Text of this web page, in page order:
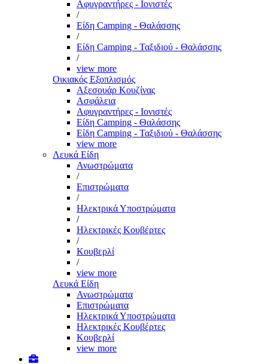
Αφυγραντήρες - Ιονιστές
/
Είδη Camping - Θαλάσσης
/
Είδη Camping - Ταξιδιού - Θαλάσσης
/
view more
Οικιακός Εξοπλισμός
Αξεσουάρ Κουζίνας
Ασφάλεια
Αφυγραντήρες - Ιονιστές
Είδη Camping - Θαλάσσης
Είδη Camping - Ταξιδιού - Θαλάσσης
view more
Λευκά Είδη
Ανωστρώματα
/
Επιστρώματα
/
Ηλεκτρικά Υποστρώματα
/
Ηλεκτρικές Κουβέρτες
/
Κουβερλί
/
view more
Λευκά Είδη
Ανωστρώματα
Επιστρώματα
Ηλεκτρικά Υποστρώματα
Ηλεκτρικές Κουβέρτες
Κουβερλί
view more